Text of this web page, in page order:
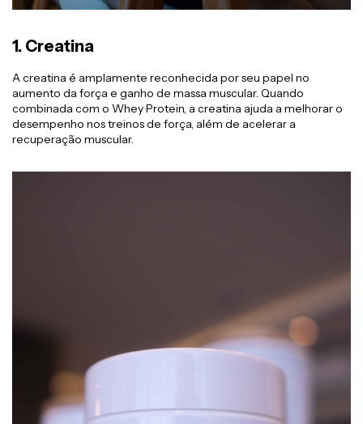
1. Creatina
A creatina é amplamente reconhecida por seu papel no
aumento da força e ganho de massa muscular. Quando
combinada com o Whey Protein, a creatina ajuda a melhorar o
desempenho nos treinos de força, além de acelerar a
recuperação muscular.